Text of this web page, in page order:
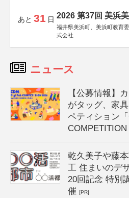
あと 31 日 2026 第37回 美浜
福井県美浜町、美浜町教育
式会社
ニュース
【公募情報】
がタッグ、家
ペティション
乾久美子や藤
工 住まいのデ
20回記念 特別
催[PR]